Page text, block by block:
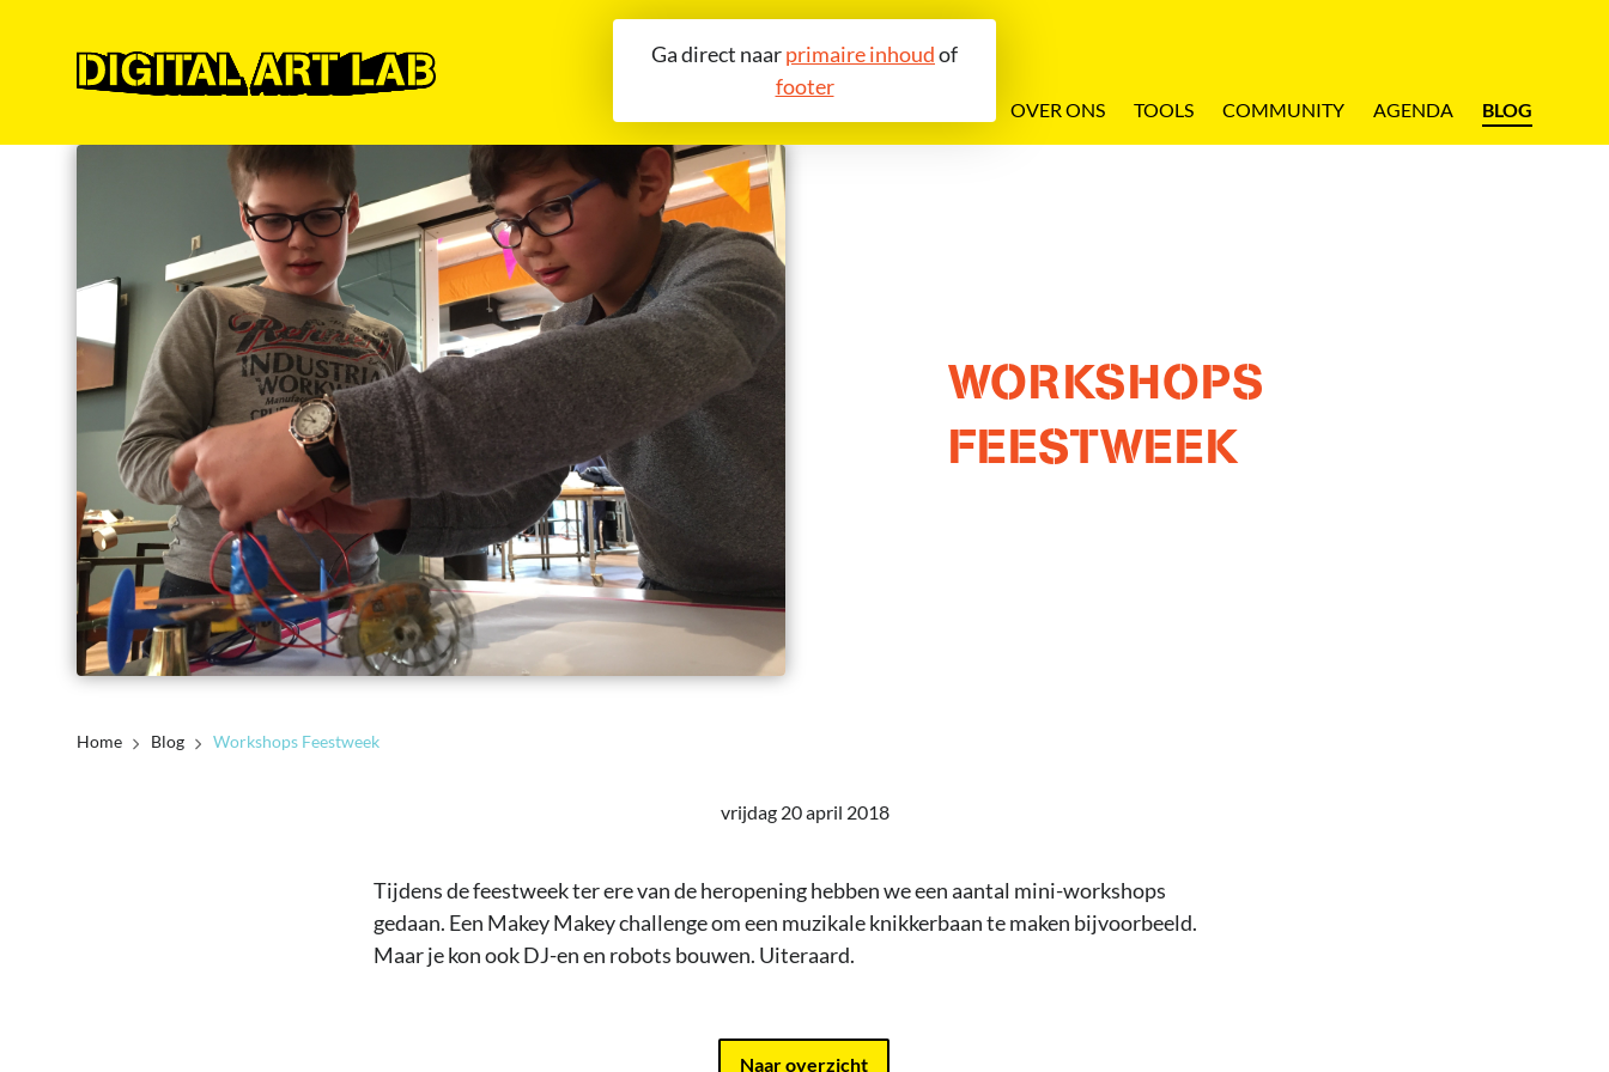
Ga direct naarprimaire inhoudof
footer
OVER ONS TOOLS COMMUNITY AGENDA BLOG
WORKSHOPS
FEESTWEEK
Home Blog Workshops Feestweek
vrijdag 20 april 2018
Tijdens de feestweek ter ere van de heropening hebben we een aantal mini-workshops
gedaan. Een Makey Makey challenge om een muzikale knikkerbaan te maken bijvoorbeeld.
Maar je kon ook DJ-en en robots bouwen. Uiteraard.
Naar overzicht